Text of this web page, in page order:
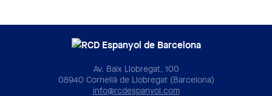
Av. Baix Llobregat, 100
08940 Cornellà de Llobregat (Barcelona)
info@rcdespanyol.com